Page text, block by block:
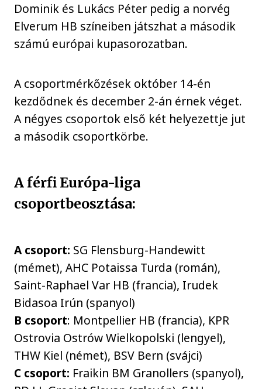
Dominik és Lukács Péter pedig a norvég
Elverum HB színeiben játszhat a második
számú európai kupasorozatban.
A csoportmérkőzések október 14-én
kezdődnek és december 2-án érnek véget.
A négyes csoportok első két helyezettje jut
a második csoportkörbe.
A férfi Európa-liga
csoportbeosztása:
A csoport: SG Flensburg-Handewitt
(mémet), AHC Potaissa Turda (román),
Saint-Raphael Var HB (francia), Irudek
Bidasoa Irún (spanyol)
B csoport: Montpellier HB (francia), KPR
Ostrovia Ostrów Wielkopolski (lengyel),
THW Kiel (német), BSV Bern (svájci)
C csoport: Fraikin BM Granollers (spanyol),